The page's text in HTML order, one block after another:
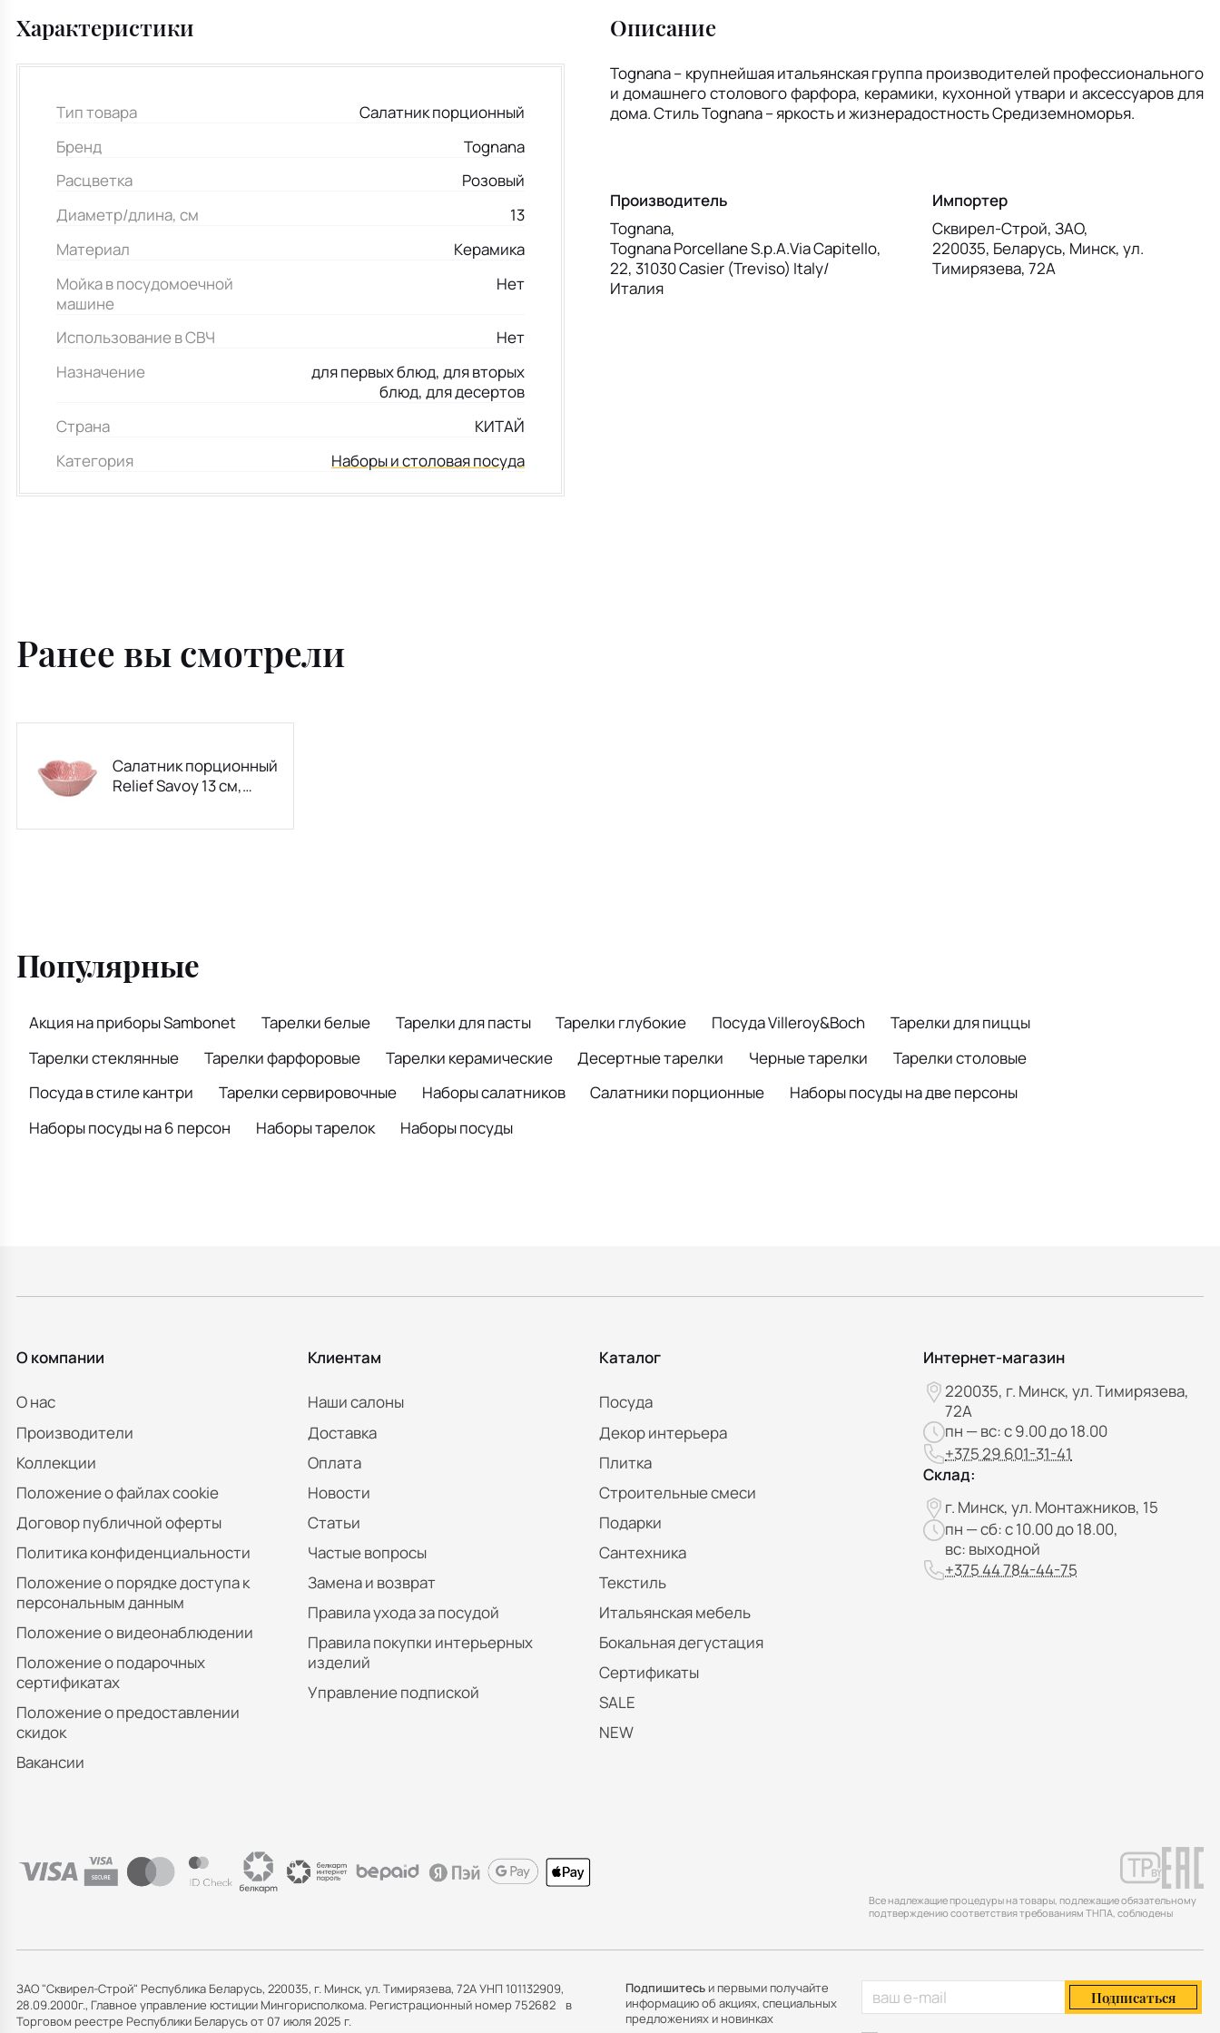
Характеристики
Тип товара
Салатник порционный
Бренд
Tognana
Расцветка
Розовый
Диаметр/длина, см
13
Материал
Керамика
Мойка в посудомоечной
машине
Нет
Использование в СВЧ
Нет
Назначение
для первых блюд, для вторых
блюд, для десертов
Страна
КИТАЙ
Категория
Наборы и столовая посуда
Описание
Tognana – крупнейшая итальянская группа производителей профессионального
и домашнего столового фарфора, керамики, кухонной утвари и аксессуаров для
дома. Стиль Tognana – яркость и жизнерадостность Средиземноморья.
Производитель
Tognana,
Tognana Porcellane S.p.A.Via Capitello,
22, 31030 Casier (Treviso) Italy/
Италия
Импортер
Сквирел-Строй, ЗАО,
220035, Беларусь, Минск, ул.
Тимирязева, 72А
Ранее вы смотрели
Салатник порционный
Relief Savoy 13 см,
Популярные
Акция на приборы Sambonet Тарелки белые Тарелки для пасты Тарелки глубокие Посуда Villeroy&Boch
Тарелки для пиццы
Тарелки стеклянные
Тарелки фарфоровые Тарелки керамические Десертные тарелки Черные тарелки
Тарелки столовые
Посуда в стиле кантри
Тарелки сервировочные Наборы салатников Салатники порционные
Наборы посуды на две персоны
Наборы посуды на 6 персон
Наборы тарелок Наборы посуды
О компании
О нас
Производители
Коллекции
Положение о файлах cookie
Договор публичной оферты
Политика конфиденциальности
Положение о порядке доступа к
персональным данным
Положение о видеонаблюдении
Положение о подарочных
сертификатах
Положение о предоставлении
скидок
Вакансии
Клиентам
Наши салоны
Доставка
Оплата
Новости
Статьи
Частые вопросы
Замена и возврат
Правила ухода за посудой
Правила покупки интерьерных
изделий
Управление подпиской
Каталог
Посуда
Декор интерьера
Плитка
Строительные смеси
Подарки
Сантехника
Текстиль
Итальянская мебель
Бокальная дегустация
Сертификаты
SALE
NEW
Интернет-магазин
220035, г. Минск, ул. Тимирязева,
72А
пн — вс: с 9.00 до 18.00
+375 29 601-31-41
Склад:
г. Минск, ул. Монтажников, 15
пн — сб: с 10.00 до 18.00,
вс: выходной
+375 44 784-44-75
Все надлежащие процедуры на товары, подлежащие обязательному
подтверждению соответствия требованиям ТНПА, соблюдены
ЗАО "Сквирел-Строй" Республика Беларусь, 220035, г. Минск, ул. Тимирязева, 72А УНП 101132909,
28.09.2000г., Главное управление юстиции Мингорисполкома. Регистрационный номер 752682 в
Торговом реестре Республики Беларусь от 07 июля 2025 г.
Подпишитесьи первыми получайте
информацию об акциях, специальных
предложениях и новинках
Подписаться